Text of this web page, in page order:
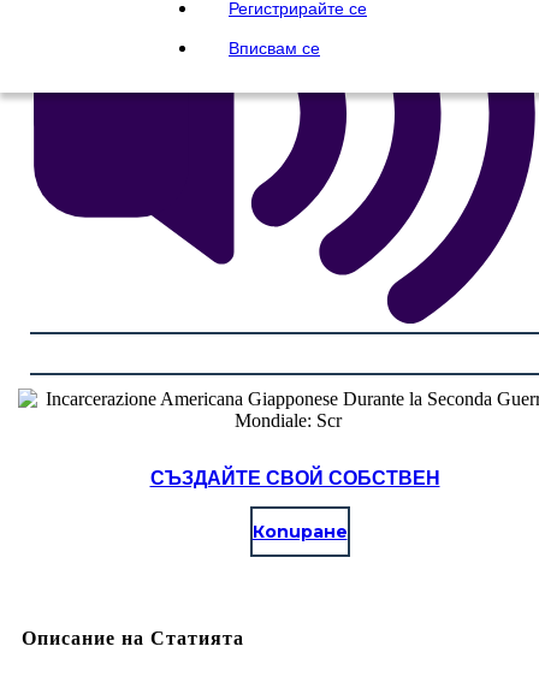
Регистрирайте се
Вписвам се
СЪЗДАЙТЕ СВОЙ СОБСТВЕН
Копиране
Описание на Статията